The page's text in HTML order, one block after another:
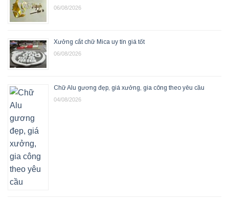
06/08/2026
Xưởng cắt chữ Mica uy tín giá tốt
06/08/2026
Chữ Alu gương đẹp, giá xưởng, gia công theo yêu cầu
04/08/2026